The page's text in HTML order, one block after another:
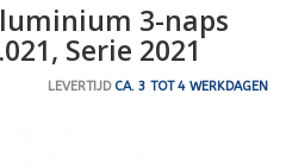
3-naps
Serie 2021
LEVERTIJDCA. 3 TOT 4 WERKDAGEN